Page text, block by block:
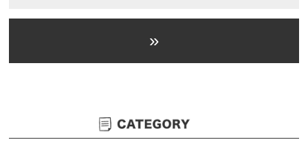
»